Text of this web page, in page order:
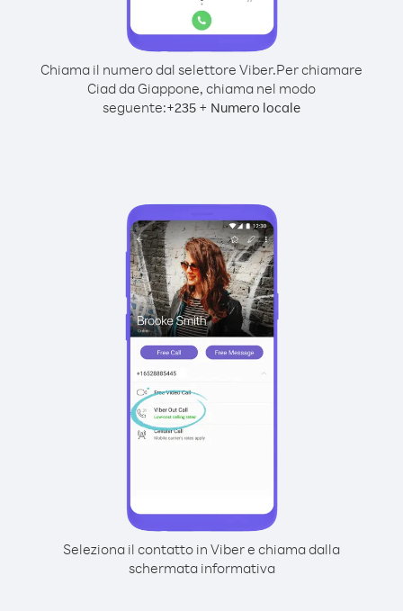
Chiama il numero dal selettore Viber.Per chiamare
Ciad da Giappone, chiama nel modo
seguente:+235 + Numero locale
Seleziona il contatto in Viber e chiama dalla
schermata informativa